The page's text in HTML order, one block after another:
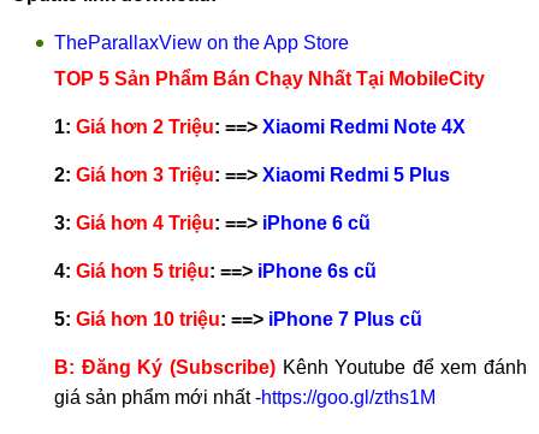
TheParallaxView on the App Store
TOP 5 Sản Phẩm Bán Chạy Nhất Tại MobileCity
1: Giá hơn 2 Triệu: ==> Xiaomi Redmi Note 4X
2: Giá hơn 3 Triệu: ==> Xiaomi Redmi 5 Plus
3: Giá hơn 4 Triệu: ==> iPhone 6 cũ
4: Giá hơn 5 triệu: ==> iPhone 6s cũ
5: Giá hơn 10 triệu: ==> iPhone 7 Plus cũ
B: Đăng Ký (Subscribe)Kênh Youtube để xem đánh
giá sản phẩm mới nhất -https://goo.gl/zths1M